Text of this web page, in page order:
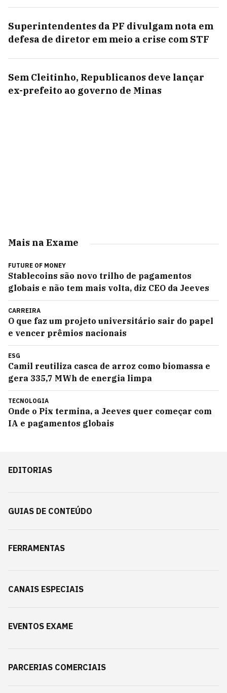
Superintendentes da PF divulgam nota em
defesa de diretor em meio a crise com STF
Sem Cleitinho, Republicanos deve lançar
ex-prefeito ao governo de Minas
Mais na Exame
FUTURE OF MONEY
Stablecoins são novo trilho de pagamentos
globais e não tem mais volta, diz CEO da Jeeves
CARREIRA
O que faz um projeto universitário sair do papel
e vencer prêmios nacionais
ESG
Camil reutiliza casca de arroz como biomassa e
gera 335,7 MWh de energia limpa
TECNOLOGIA
Onde o Pix termina, a Jeeves quer começar com
IA e pagamentos globais
EDITORIAS
GUIAS DE CONTEÚDO
FERRAMENTAS
CANAIS ESPECIAIS
EVENTOS EXAME
PARCERIAS COMERCIAIS